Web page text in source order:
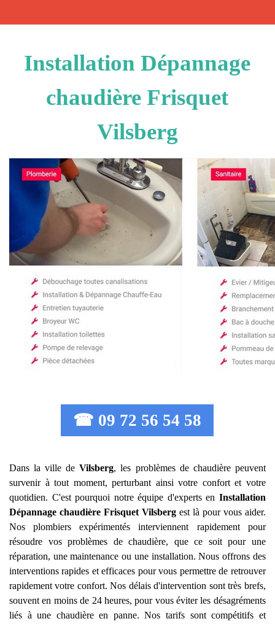
Installation Dépannage
chaudière Frisquet
Vilsberg
☎ 09 72 56 54 58
Dans la ville deVilsberg, les problèmes de chaudière peuvent
survenir à tout moment, perturbant ainsi votre confort et votre
quotidien. C'est pourquoi notre équipe d'experts en Installation
Dépannage chaudière Frisquet Vilsbergest là pour vous aider.
Nos plombiers expérimentés interviennent rapidement pour
résoudre vos problèmes de chaudière, que ce soit pour une
réparation, une maintenance ou une installation. Nous offrons des
interventions rapides et efficaces pour vous permettre de retrouver
rapidement votre confort. Nos délais d'intervention sont très brefs,
souvent en moins de 24 heures, pour vous éviter les désagréments
liés à une chaudière en panne. Nos tarifs sont compétitifs et